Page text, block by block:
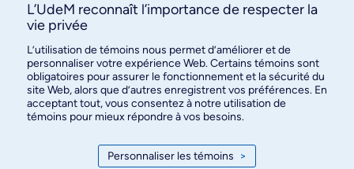
: inscrivez-vous et
communauté
engagée.
S'ABONNER
L’UdeM reconnaît l’importance de respecter la
vie privée
L’utilisation de témoins nous permet d’améliorer et de
personnaliser votre expérience Web. Certains témoins sont
obligatoires pour assurer le fonctionnement et la sécurité du
site Web, alors que d’autres enregistrent vos préférences. En
acceptant tout, vous consentez à notre utilisation de
témoins pour mieux répondre à vos besoins.
Personnaliser les témoins >